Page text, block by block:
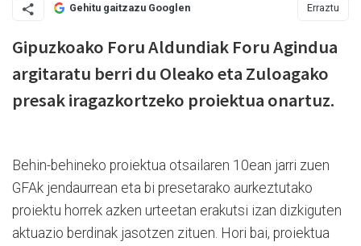
Gehitu gaitzazu Googlen Erraztu
Gipuzkoako Foru Aldundiak Foru Agindua
argitaratu berri du Oleako eta Zuloagako
presak iragazkortzeko proiektua onartuz.
Behin-behineko proiektua otsailaren 10ean jarri zuen
GFAk jendaurrean eta bi presetarako aurkeztutako
proiektu horrek azken urteetan erakutsi izan dizkiguten
aktuazio berdinak jasotzen zituen. Hori bai, proiektua